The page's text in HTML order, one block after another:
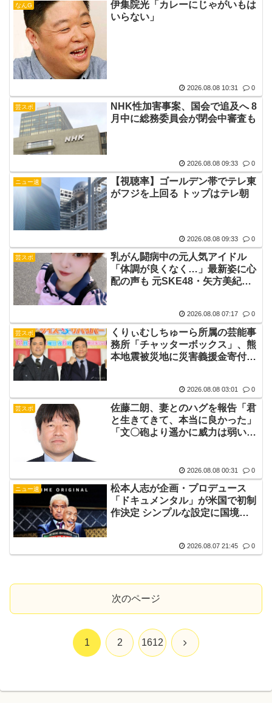
なんG
伊集院光「カレーにじゃがいもは
いらない」
2026.08.08 10:31 0
芸スポ
NHK性加害事案、国会で追及へ 8
月中に総務委員会が閉会中審査も
2026.08.08 09:33 0
ニュー速
【視聴率】ゴールデン帯でテレ東
がフジを上回る トップはテレ朝
2026.08.08 09:33 0
芸スポ
乳がん闘病中の元人気アイドル
「体調が良くなく…」最新姿に心
配の声も 元SKE48・矢方美紀に
2026.08.08 07:17 0
芸スポ
くりぃむしちゅーら所属の芸能事
務所「チャッターボックス」、熊
本地震被災地に災害義援金寄付を
2026.08.08 03:01 0
芸スポ
佐藤二朗、妻とのハグを報告「君
と生きてきて、本当に良かった」
「文〇砲より遥かに威力は弱い
2026.08.08 00:31 0
ニュー速
松本人志が企画・プロデュース
「ドキュメンタル」が米国で初制
作決定 シンプルな設定に国境超
2026.08.07 21:45 0
次のページ
1 2 1612 次